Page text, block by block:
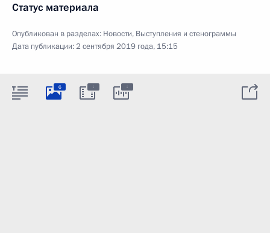
Статус материала
Опубликован в разделах: Новости, Выступления и стенограммы
Дата публикации:2 сентября 2019 года, 15:15
6 : :